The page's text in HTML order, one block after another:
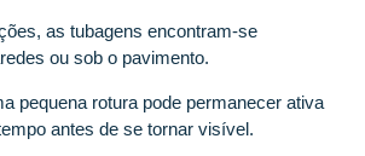
as tubagens encontram-se
ou sob o pavimento.
pequena rotura pode permanecer ativa
antes de se tornar visível.